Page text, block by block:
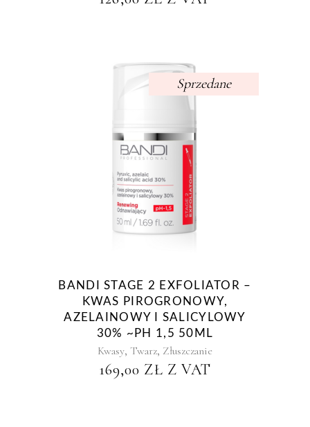
Sprzedane
BANDI STAGE 2 EXFOLIATOR –
KWAS PIROGRONOWY,
AZELAINOWY I SALICYLOWY
30% ~PH 1,5 50ML
Kwasy, Twarz, Złuszczanie
169,00 ZŁ Z VAT